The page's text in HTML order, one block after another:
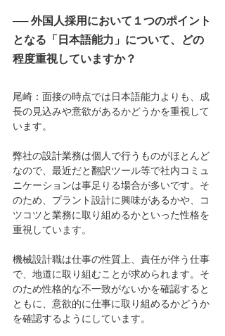
── 外国人採用において１つのポイント
となる「日本語能力」について、どの
程度重視していますか？
尾崎：面接の時点では日本語能力よりも、成
長の見込みや意欲があるかどうかを重視して
います。
弊社の設計業務は個人で行うものがほとんど
なので、最近だと翻訳ツール等で社内コミュ
ニケーションは事足りる場合が多いです。そ
のため、プラント設計に興味があるかや、コ
ツコツと業務に取り組めるかといった性格を
重視しています。
機械設計職は仕事の性質上、責任が伴う仕事
で、地道に取り組むことが求められます。そ
のため性格的な不一致がないかを確認すると
ともに、意欲的に仕事に取り組めるかどうか
を確認するようにしています。